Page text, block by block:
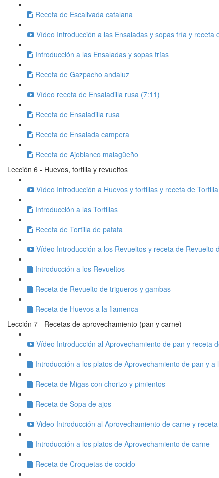
Receta de Escalivada catalana
Vídeo Introducción a las Ensaladas y sopas fría y receta
Introducción a las Ensaladas y sopas frías
Receta de Gazpacho andaluz
Vídeo receta de Ensaladilla rusa (7:11)
Receta de Ensaladilla rusa
Receta de Ensalada campera
Receta de Ajoblanco malagüeño
Lección 6 - Huevos, tortilla y revueltos
Vídeo Introducción a Huevos y tortillas y receta de
Introducción a las Tortillas
Receta de Tortilla de patata
Vídeo Introducción a los Revueltos y receta de Revuelto
Introducción a los Revueltos
Receta de Revuelto de trigueros y gambas
Receta de Huevos a la flamenca
Lección 7 - Recetas de aprovechamiento (pan y carne)
Vídeo Introducción al Aprovechamiento de pan y receta
Introducción a los platos de Aprovechamiento de pan y a
Receta de Migas con chorizo y pimientos
Receta de Sopa de ajos
Video Introducción al Aprovechamiento de carne y
Introducción a los platos de Aprovechamiento de carne
Receta de Croquetas de cocido